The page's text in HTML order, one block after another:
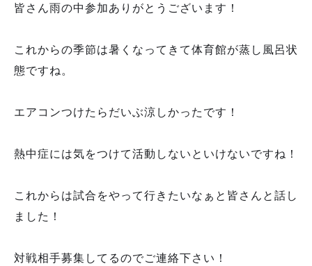
皆さん雨の中参加ありがとうございます！
これからの季節は暑くなってきて体育館が蒸し風呂状
態ですね。
エアコンつけたらだいぶ涼しかったです！
熱中症には気をつけて活動しないといけないですね！
これからは試合をやって行きたいなぁと皆さんと話し
ました！
対戦相手募集してるのでご連絡下さい！